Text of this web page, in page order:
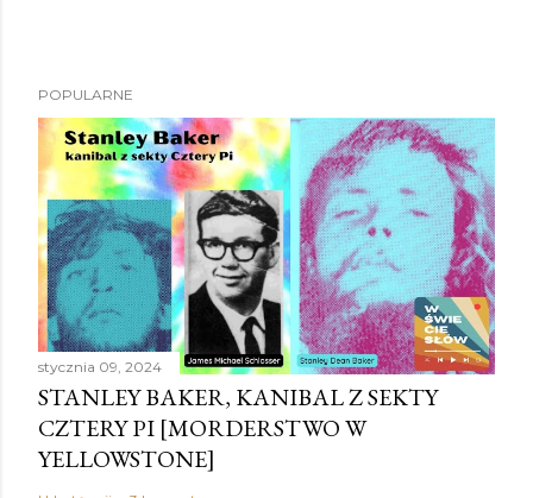
POPULARNE
stycznia 09, 2024
STANLEY BAKER, KANIBAL Z SEKTY
CZTERY PI [MORDERSTWO W
YELLOWSTONE]